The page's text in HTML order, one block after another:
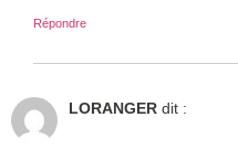
Répondre
LORANGER dit :